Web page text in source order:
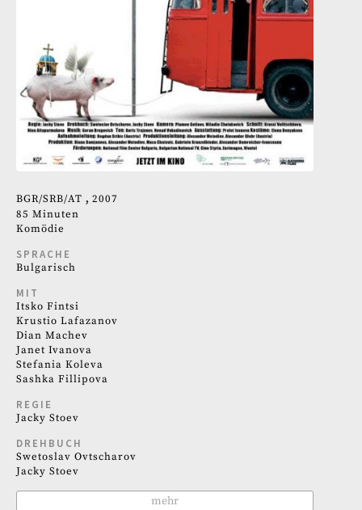
BGR SRB AT
2007
85 Minuten
Komödie
SPRACHE
Bulgarisch
MIT
Itsko Fintsi
Krustio Lafazanov
Dian Machev
Janet Ivanova
Stefania Koleva
Sashka Fillipova
REGIE
Jacky Stoev
DREHBUCH
Swetoslav Ovtscharov
Jacky Stoev
mehr